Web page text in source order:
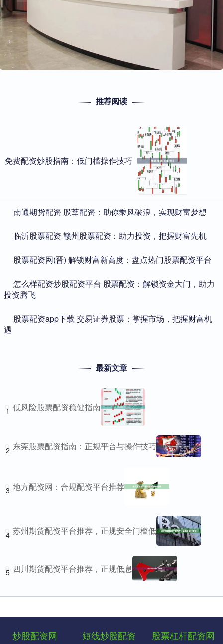
推荐阅读
免费配资炒股指南：低门槛操作技巧
​南通期货配资 股莘配资：助你乘风破浪，实现财富梦想
​临沂股票配资 赣州股票配资：助力投资，把握财富先机
​股票配资网(晋) 解锁财富新高度：盘点热门股票配资平台
​怎么样配资炒股配资平台 股票配资：解锁资金大门，助力
投资腾飞
​股票配资app下载 交易证券股票：掌握市场，把握财富机
遇
最新文章
1 低风险股票配资稳健指南
2 东莞股票配资指南：正规平台与操作技巧
3 地方配资网：合规配资平台推荐
4 苏州期货配资平台推荐，正规安全门槛低
5 四川期货配资平台推荐，正规低息
炒股配资网 短线炒股配资 股票杠杆配资网